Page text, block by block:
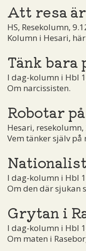
Att resa
HS, Resekolumn,
Kolumn i Hesari,
Tänk bara
I dag-kolumn i Hbl
Om narcissisten.
Robotar
Hesari, resekolumn,
Vem tänker själv på
I dag-kolumn i Hbl
Om den där sjukan
Grytan i
I dag-kolumn i Hbl
Om maten i